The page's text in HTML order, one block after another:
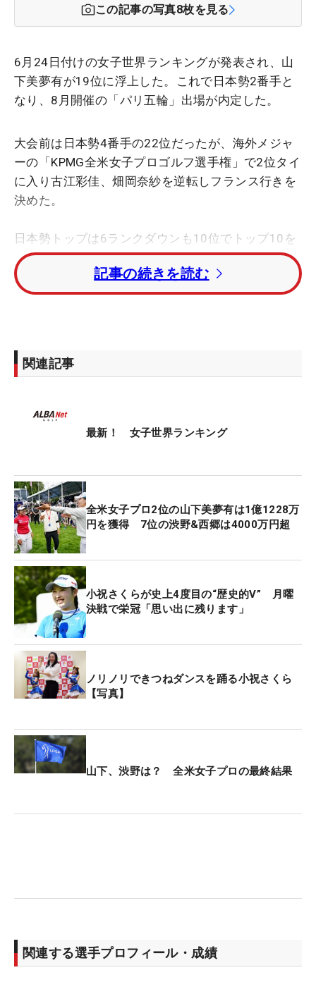
この記事の写真8枚を見る
6月24日付けの女子世界ランキングが発表され、山
下美夢有が19位に浮上した。これで日本勢2番手と
なり、8月開催の「パリ五輪」出場が内定した。
大会前は日本勢4番手の22位だったが、海外メジャ
ーの「KPMG全米女子プロゴルフ選手権」で2位タイ
に入り古江彩佳、畑岡奈紗を逆転しフランス行きを
決めた。
日本勢トップは6ランクダウンも10位でトップ10を
守った笹生優花。古江は20位で変わらず、畑岡は24
位、岩井明愛37位と続いた。
位。竹田麗央が44位。全米女子プロで7位タイに入
った渋野日向子が49位。1年ぶりにトップ50に返り
1位はネリー・コルダ（米国）で変わらず。リリ
ンクを上げた。
世界ランキングに基づき算出される五輪ランキング
で各国の候補も確定。15位内は最大4人で、米国は
ネリー、リリア、ローズ・チャンの3人。全米女子
プロでメジャー初制覇を果たしたエイミー・ヤンが
韓国代表入りを滑り込みで決め、ジンヨン、13位の
キム・ヒョージュとともにパリに向かう。
記事の続きを読む
関連記事
最新！ 女子世界ランキング
全米女子プロ2位の山下美夢有は1億1228万
円を獲得 7位の渋野&西郷は4000万円超
小祝さくらが史上4度目の“歴史的V” 月曜
決戦で栄冠「思い出に残ります」
ノリノリできつねダンスを踊る小祝さくら
【写真】
山下、渋野は？ 全米女子プロの最終結果
関連する選手プロフィール・成績